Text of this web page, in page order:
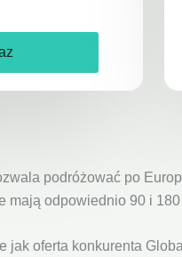
podróżować po
mają odpowiednio 90 i
oferta konkurenta